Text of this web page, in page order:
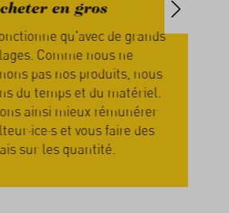
de saison
c'est la nature qui détermine
recevez votre commande.
donc que les produits
et prêts pour l’expédition.
en sera récompensée car
légumes sont alors pleins de
saveurs.